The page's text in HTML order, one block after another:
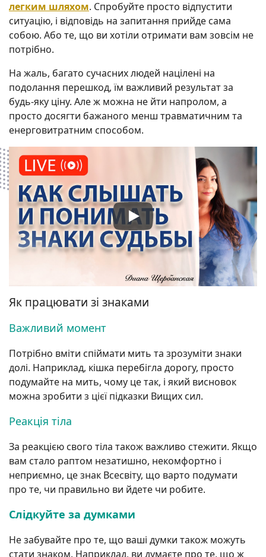
легким шляхом. Спробуйте просто відпустити
ситуацію, і відповідь на запитання прийде сама
собою. Або те, що ви хотіли отримати вам зовсім не
потрібно.
На жаль, багато сучасних людей націлені на
подолання перешкод, їм важливий результат за
будь-яку ціну. Але ж можна не йти напролом, а
просто досягти бажаного менш травматичним та
енерговитратним способом.
Як працювати зі знаками
Важливий момент
Потрібно вміти спіймати мить та зрозуміти знаки
долі. Наприклад, кішка перебігла дорогу, просто
подумайте на мить, чому це так, і який висновок
можна зробити з цієї підказки Вищих сил.
Реакція тіла
За реакцією свого тіла також важливо стежити. Якщо
вам стало раптом незатишно, некомфортно і
неприємно, це знак Всесвіту, що варто подумати
про те, чи правильно ви йдете чи робите.
Слідкуйте за думками
Не забувайте про те, що ваші думки також можуть
стати знаком. Наприклад, ви думаєте про те, що ж